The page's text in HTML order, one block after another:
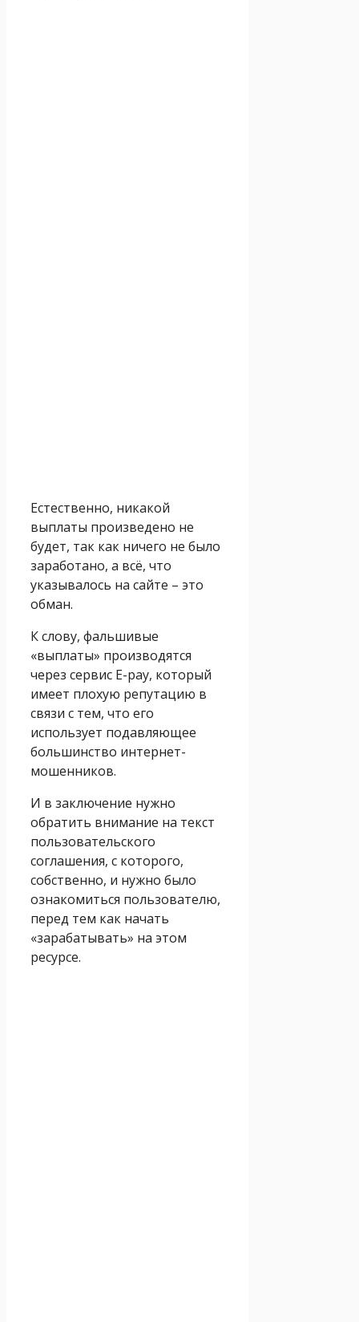
Естественно, никакой
выплаты произведено не
будет, так как ничего не было
заработано, а всё, что
указывалось на сайте – это
обман.
К слову, фальшивые
«выплаты» производятся
через сервис E-pay, который
имеет плохую репутацию в
связи с тем, что его
использует подавляющее
большинство интернет-
мошенников.
И в заключение нужно
обратить внимание на текст
пользовательского
соглашения, с которого,
собственно, и нужно было
ознакомиться пользователю,
перед тем как начать
«зарабатывать» на этом
ресурсе.